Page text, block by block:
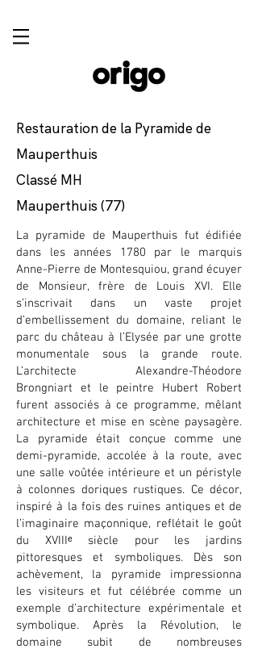
Restauration de la Pyramide de
Mauperthuis
Classé MH
Mauperthuis (77)
La pyramide de Mauperthuis fut édifiée
dans les années 1780 par le marquis
Anne-Pierre de Montesquiou, grand écuyer
de Monsieur, frère de Louis XVI. Elle
s’inscrivait dans un vaste projet
d’embellissement du domaine, reliant le
parc du château à l’Elysée par une grotte
monumentale sous la grande route.
L’architecte Alexandre-Théodore
Brongniart et le peintre Hubert Robert
furent associés à ce programme, mêlant
architecture et mise en scène paysagère.
La pyramide était conçue comme une
demi-pyramide, accolée à la route, avec
une salle voûtée intérieure et un péristyle
à colonnes doriques rustiques. Ce décor,
inspiré à la fois des ruines antiques et de
l’imaginaire maçonnique, reflétait le goût
du XVIIIᵉ siècle pour les jardins
pittoresques et symboliques. Dès son
achèvement, la pyramide impressionna
les visiteurs et fut célébrée comme un
exemple d’architecture expérimentale et
symbolique. Après la Révolution, le
domaine subit de nombreuses